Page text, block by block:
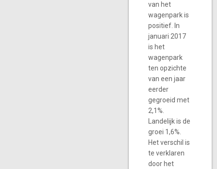
van het
wagenpark is
positief. In
januari 2017
is het
wagenpark
ten opzichte
van een jaar
eerder
gegroeid met
2,1%.
Landelijk is de
groei 1,6%.
Het verschil is
te verklaren
door het